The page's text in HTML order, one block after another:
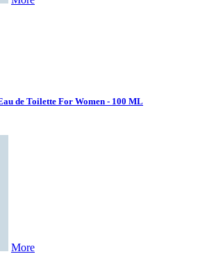
de Toilette For Women - 100 ML
More